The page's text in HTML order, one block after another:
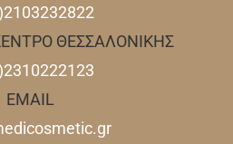
ΘΕΣΣΑΛΟΝΙΚΗΣ
EMAIL